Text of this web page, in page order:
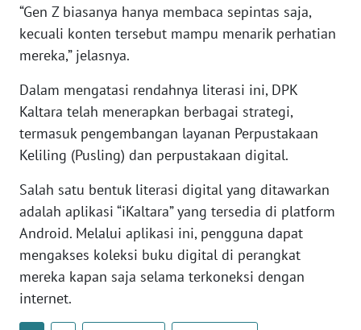
“Gen Z biasanya hanya membaca sepintas saja,
kecuali konten tersebut mampu menarik perhatian
mereka,” jelasnya.
Dalam mengatasi rendahnya literasi ini, DPK
Kaltara telah menerapkan berbagai strategi,
termasuk pengembangan layanan Perpustakaan
Keliling (Pusling) dan perpustakaan digital.
Salah satu bentuk literasi digital yang ditawarkan
adalah aplikasi “iKaltara” yang tersedia di platform
Android. Melalui aplikasi ini, pengguna dapat
mengakses koleksi buku digital di perangkat
mereka kapan saja selama terkoneksi dengan
internet.
WN
SERAMBI
JAMBI
WN
SULTRA
WN
NTB
SULTENG
WN
SULBAR